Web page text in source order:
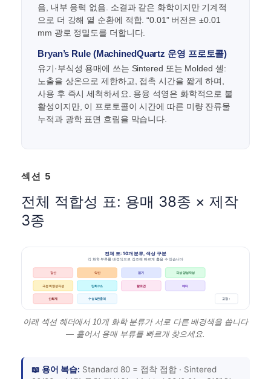
음, 내부 응력 없음. 소결과 같은 화학이지만 기계적
으로 더 강해 열 순환에 적합. “0.01” 버전은 ±0.01
mm 광로 정밀도를 더합니다.
Bryan’s Rule (MachinedQuartz 운영 프로토콜)
유기·부식성 용매에 쓰는 Sintered 또는 Molded 셀:
노출을 상온으로 제한하고, 접촉 시간을 짧게 하며,
사용 후 즉시 세척하세요. 용융 석영은 화학적으로 불
활성이지만, 이 프로토콜이 시간에 따른 미량 잔류물
누적과 광학 표면 흐림을 막습니다.
섹션 5
전체 적합성 표: 용매 38종 × 제작
3종
전체 표: 10개 분류, 색상 구분
각 화학 부류를 배경색으로 강조해 빠르게 훑을 수 있습니다
강산 약산 염기 극성 양성자성
극성 비양성자성 탄화수소 할로겐 에터
산화제 수성 & 완충액 고정 ↑
아래 섹션 헤더에서 10개 화학 분류가 서로 다른 배경색을 씁니다
— 훑어서 용매 부류를 빠르게 찾으세요.
📖 용어 복습: Standard 80 = 접착 접합 · Sintered